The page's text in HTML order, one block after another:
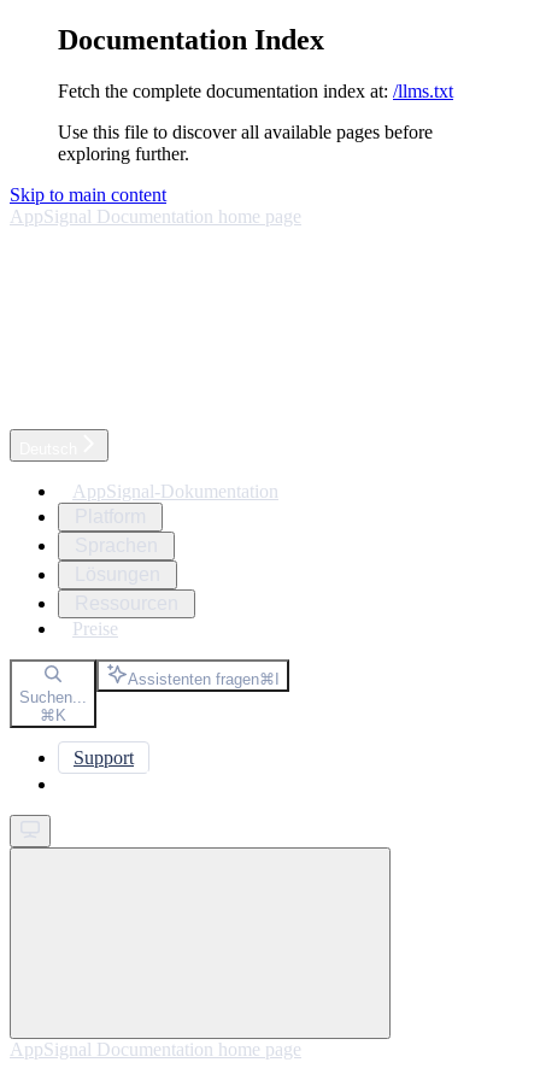
Documentation Index
Fetch the complete documentation index at: /llms.txt
Use this file to discover all available pages before
exploring further.
Skip to main content
AppSignal Documentation home page
AppSignal-Dokumentation
Preise
Suchen...
⌘K
Assistenten fragen⌘I
Support
AppSignal Documentation home page